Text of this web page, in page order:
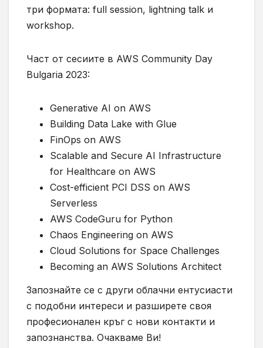
три формата: full session, lightning talk и
workshop.
Част от сесиите в AWS Community Day
Bulgaria 2023:
Generative AI on AWS
Building Data Lake with Glue
FinOps on AWS
Scalable and Secure AI Infrastructure
for Healthcare on AWS
Cost-efficient PCI DSS on AWS
Serverless
AWS CodeGuru for Python
Chaos Engineering on AWS
Cloud Solutions for Space Challenges
Becoming an AWS Solutions Architect
Запознайте се с други облачни ентусиасти
с подобни интереси и разширете своя
професионален кръг с нови контакти и
запознанства. Очакваме Ви!